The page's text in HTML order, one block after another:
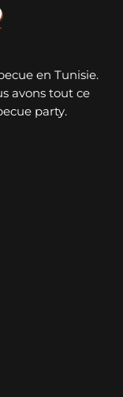
en Tunisie.
avons tout ce
party.